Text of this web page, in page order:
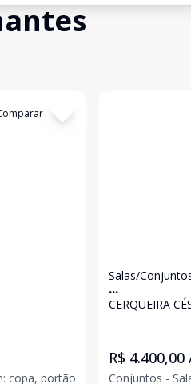
Salas/
...
CERQUEIRA
R$ 4.400,00
Conjuntos -